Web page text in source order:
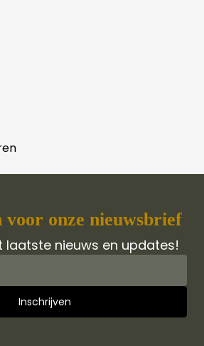
onze nieuwsbrief
laatste nieuws en updates!